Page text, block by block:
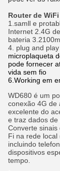
Router de
1.samll e
Internet 2.4G
bateria
4. plug and play
microplaqueta
pode fornecer
vida sem fio
6.Working em
WD680 é um
conexão 4G de
excelente do
e traz dados de
Converte sinais
Fi na rede local
incluindo
dispositivos
tempo.